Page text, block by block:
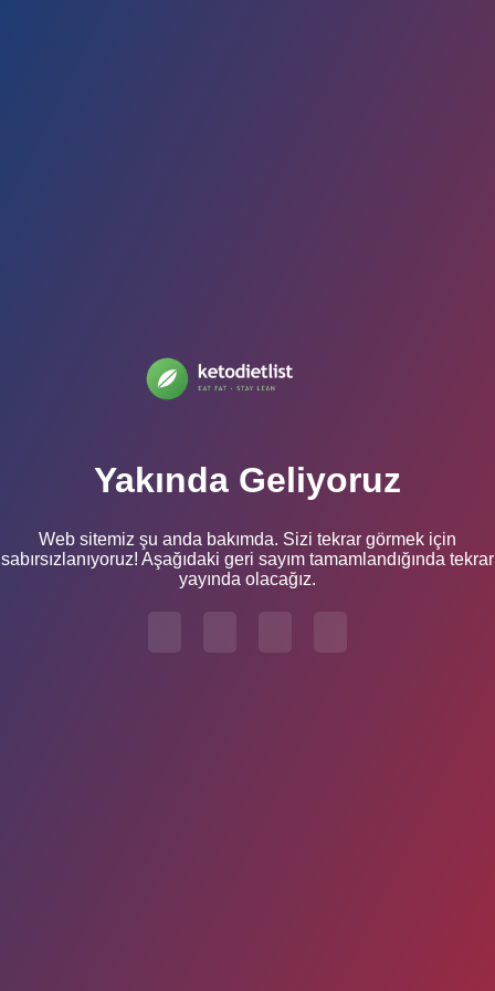
Yakında Geliyoruz
Web sitemiz şu anda bakımda. Sizi tekrar görmek için
sabırsızlanıyoruz! Aşağıdaki geri sayım tamamlandığında tekrar
yayında olacağız.